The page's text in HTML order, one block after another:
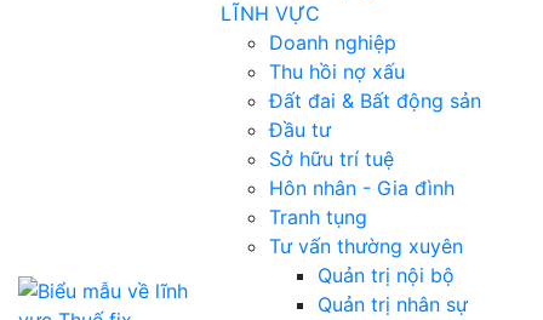
LĨNH VỰC
Doanh nghiệp
Thu hồi nợ xấu
Đất đai & Bất động sản
Đầu tư
Sở hữu trí tuệ
Hôn nhân - Gia đình
Tranh tụng
Tư vấn thường xuyên
Quản trị nội bộ
Quản trị nhân sự